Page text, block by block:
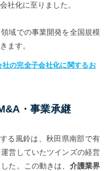
社化に至りました。
域での事業開発を全国規模
ます。
の完全子会社化に関するお
・事業承継
る風鈴は、秋田県南部で有
営していたツインズの経営
た。この動きは、 介護業界